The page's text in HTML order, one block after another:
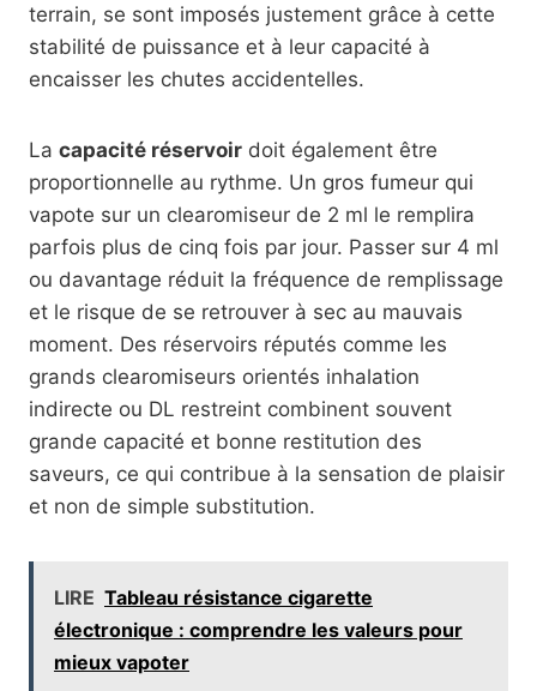
terrain, se sont imposés justement grâce à cette
stabilité de puissance et à leur capacité à
encaisser les chutes accidentelles.
La capacité réservoir doit également être
proportionnelle au rythme. Un gros fumeur qui
vapote sur un clearomiseur de 2 ml le remplira
parfois plus de cinq fois par jour. Passer sur 4 ml
ou davantage réduit la fréquence de remplissage
et le risque de se retrouver à sec au mauvais
moment. Des réservoirs réputés comme les
grands clearomiseurs orientés inhalation
indirecte ou DL restreint combinent souvent
grande capacité et bonne restitution des
saveurs, ce qui contribue à la sensation de plaisir
et non de simple substitution.
LIRE Tableau résistance cigarette
électronique : comprendre les valeurs pour
mieux vapoter